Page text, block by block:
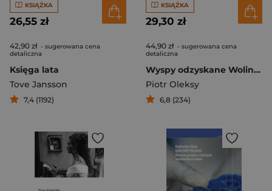
KSIĄŻKA
26,55 zł
42,90 zł - sugerowana cena
detaliczna
Księga lata
Tove Jansson
7,4 (1192)
KSIĄŻKA
29,30 zł
44,90 zł - sugerowana cena
detaliczna
Wyspy odzyskane Wolin i nieznany archipelag
Piotr Oleksy
6,8 (234)